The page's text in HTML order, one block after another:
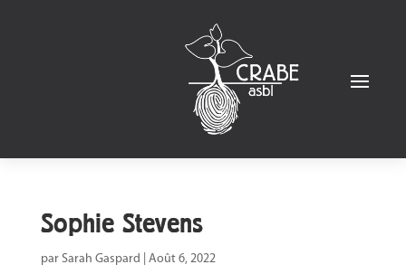
Sophie Stevens
par Sarah Gaspard Août 6, 2022